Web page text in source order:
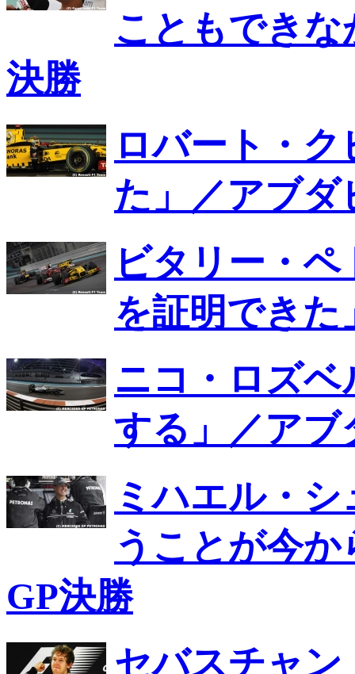
こともでき
決勝
ロバート・
た」／アブダ
ビタリー・
を証明できた
ニコ・ロズ
する」／アブ
ミハエル・
うことが今
GP決勝
セバスチャ